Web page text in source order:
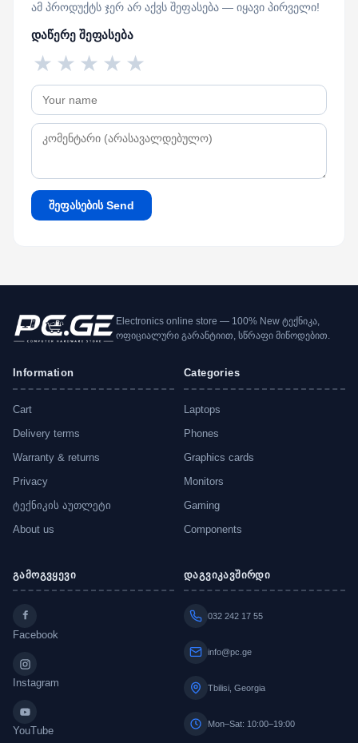
ამ პროდუქტს ჯერ არ აქვს შეფასება — იყავი პირველი!
დაწერე შეფასება
★
★
★
★
★
შეფასების Send
Electronics online store — 100% New ტექნიკა,
ოფიციალური გარანტიით, სწრაფი მიწოდებით.
Information
Cart
Delivery terms
Warranty & returns
Privacy
ტექნიკის აუთლეტი
About us
Categories
Laptops
Phones
Graphics cards
Monitors
Gaming
Components
გამოგვყევი
Facebook
Instagram
YouTube
დაგვიკავშირდი
032 242 17 55
info@pc.ge
Tbilisi, Georgia
Mon–Sat: 10:00–19:00